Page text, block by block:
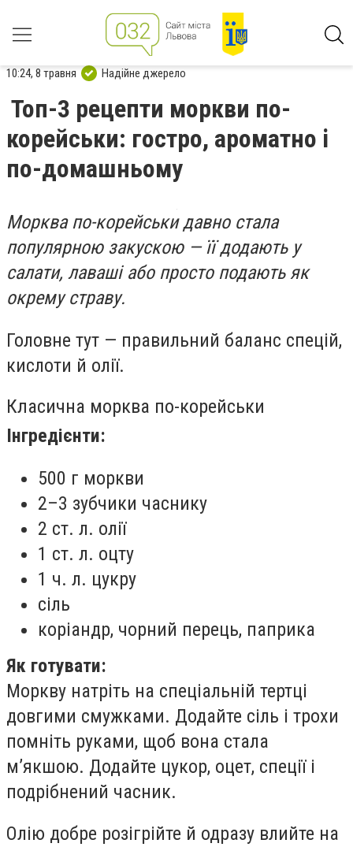
10:24, 8 травня Надійне джерело
Топ-3 рецепти моркви по-
корейськи: гостро, ароматно і
по-домашньому
Морква по-корейськи давно стала
популярною закускою — її додають у
салати, лаваші або просто подають як
окрему страву.
Головне тут — правильний баланс спецій,
кислоти й олії.
Класична морква по-корейськи
Інгредієнти:
500 г моркви
2–3 зубчики часнику
2 ст. л. олії
1 ст. л. оцту
1 ч. л. цукру
сіль
коріандр, чорний перець, паприка
Як готувати:
Моркву натріть на спеціальній тертці
довгими смужками. Додайте сіль і трохи
помніть руками, щоб вона стала
м’якшою. Додайте цукор, оцет, спеції і
подрібнений часник.
Олію добре розігрійте й одразу влийте на